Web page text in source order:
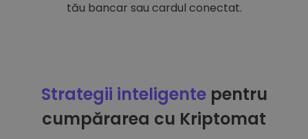
tău bancar sau cardul conectat.
Strategii inteligentepentru
cumpărarea cu Kriptomat